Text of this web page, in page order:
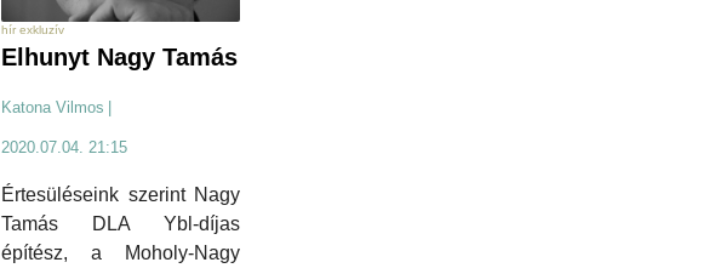
hír exkluzív
Elhunyt Nagy Tamás
Katona Vilmos |
2020.07.04. 21:15
Értesüléseink szerint Nagy
Tamás DLA Ybl-díjas
építész, a Moholy-Nagy